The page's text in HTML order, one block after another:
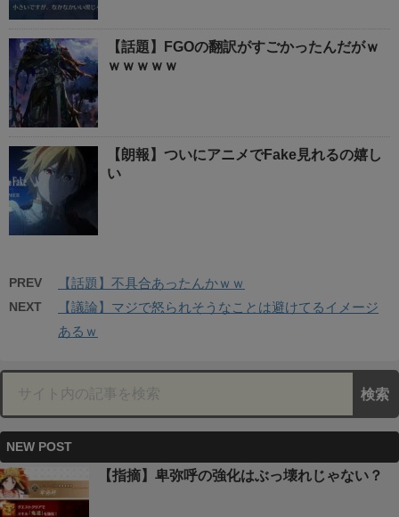
【話題】FGOの翻訳がすごかったんだがｗ
ｗｗｗｗｗ
【朗報】ついにアニメでFake見れるの嬉し
い
PREV 【話題】不具合あったんかｗｗ
NEXT
【議論】マジで怒られそうなことは避けてるイメージ
あるｗ
NEW POST
【指摘】卑弥呼の強化はぶっ壊れじゃない？